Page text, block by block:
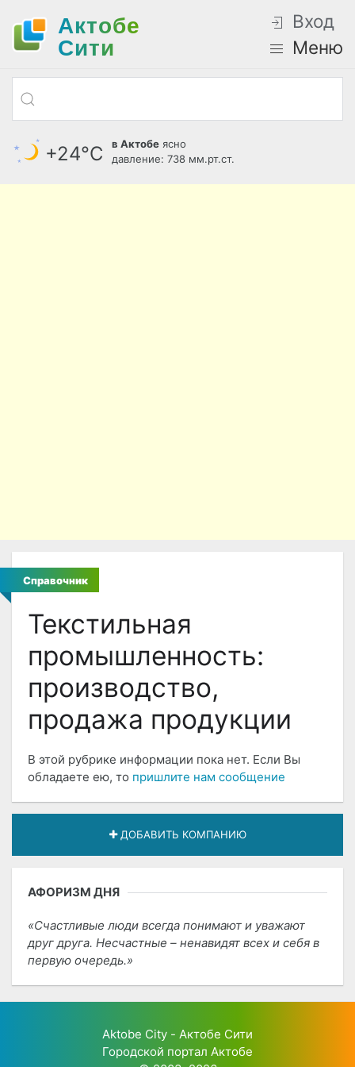
Актобе
Cити
Вход
Меню
+24°С в Актобе ясно
давление: 738 мм.рт.ст.
Справочник
Текстильная
промышленность:
производство,
продажа продукции
В этой рубрике информации пока нет. Если Вы
обладаете ею, то пришлите нам сообщение
ДОБАВИТЬ КОМПАНИЮ
АФОРИЗМ ДНЯ
Счастливые люди всегда понимают и уважают
друг друга. Несчастные – ненавидят всех и себя в
первую очередь.
Aktobe City - Актобе Сити
Городской портал Актобе